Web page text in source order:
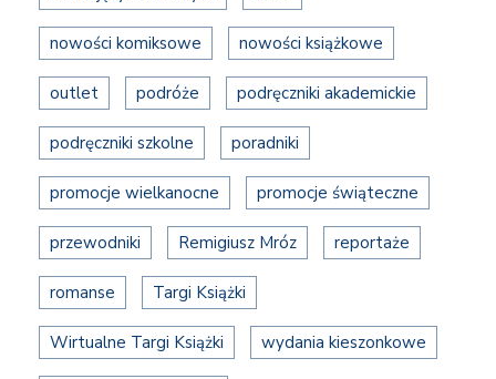
nowości komiksowe nowości książkowe
outlet podróże podręczniki akademickie
podręczniki szkolne poradniki
promocje wielkanocne promocje świąteczne
przewodniki Remigiusz Mróz reportaże
romanse Targi Książki
Wirtualne Targi Książki wydania kieszonkowe